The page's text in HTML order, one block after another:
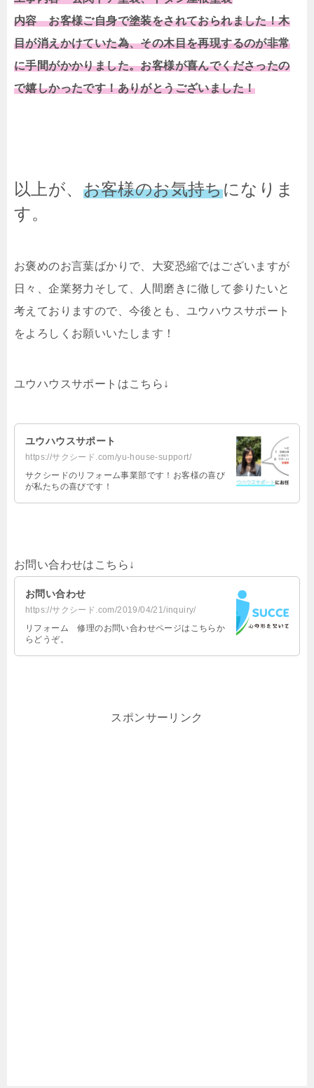
内容 お客様ご自身で塗装をされておられました！木
目が消えかけていた為、その木目を再現するのが非常
に手間がかかりました。お客様が喜んでくださったの
で嬉しかったです！ありがとうございました！
以上が、 お客様のお気持ちになりま
す。
お褒めのお言葉ばかりで、大変恐縮ではございますが
日々、企業努力そして、人間磨きに徹して参りたいと
考えておりますので、今後とも、ユウハウスサポート
をよろしくお願いいたします！
ユウハウスサポートはこちら↓
ユウハウスサポート
https://サクシード.com/yu-house-support/
サクシードのリフォーム事業部です！お客様の喜び
が私たちの喜びです！
お問い合わせはこちら↓
お問い合わせ
https://サクシード.com/2019/04/21/inquiry/
リフォーム 修理のお問い合わせページはこちらか
らどうぞ。
スポンサーリンク